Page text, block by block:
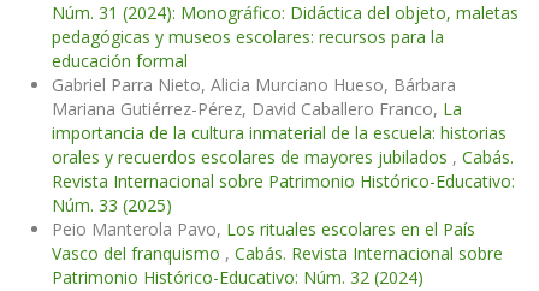
Núm. 31 (2024): Monográfico: Didáctica del objeto, maletas
pedagógicas y museos escolares: recursos para la
educación formal
Gabriel Parra Nieto, Alicia Murciano Hueso, Bárbara
Mariana Gutiérrez-Pérez, David Caballero Franco, La
importancia de la cultura inmaterial de la escuela: historias
orales y recuerdos escolares de mayores jubilados , Cabás.
Revista Internacional sobre Patrimonio Histórico-Educativo:
Núm. 33 (2025)
Peio Manterola Pavo, Los rituales escolares en el País
Vasco del franquismo , Cabás. Revista Internacional sobre
Patrimonio Histórico-Educativo: Núm. 32 (2024)